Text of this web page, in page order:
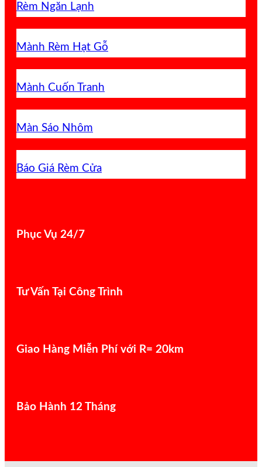
Rèm Ngăn Lạnh
Mành Rèm Hạt Gỗ
Mành Cuốn Tranh
Màn Sáo Nhôm
Báo Giá Rèm Cửa
Phục Vụ 24/7
Tư Vấn Tại Công Trình
Giao Hàng Miễn Phí với R= 20km
Bảo Hành 12 Tháng